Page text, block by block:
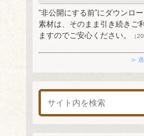
“非公開にする前”にダウンロ
素材は、そのまま引き続きご
ますのでご安心ください。
（
≫ 過